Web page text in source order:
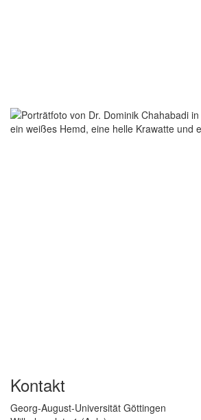
Kontakt
Georg-August-Universität Göttingen